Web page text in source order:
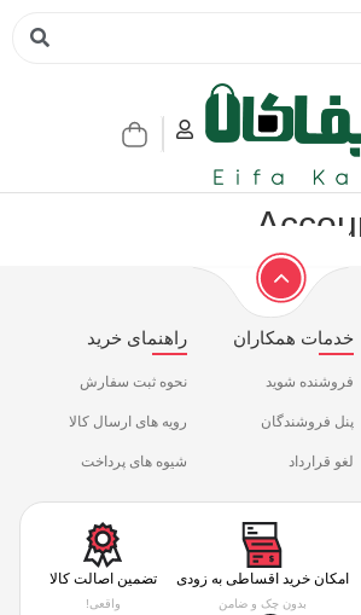
خدمات همکاران
فروشنده شوید
پنل فروشندگان
لغو قرارداد
راهنمای خرید
نحوه ثبت سفارش
رویه های ارسال کالا
شیوه های پرداخت
امکان خرید اقساطی به زودی
بدون چک و ضامن
تضمین اصالت کالا
واقعی!